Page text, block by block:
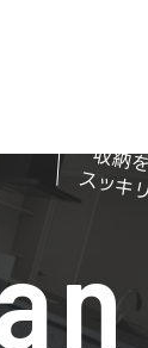
収納
スッキ